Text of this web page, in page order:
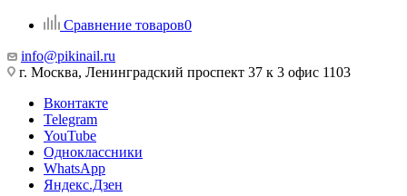
Сравнение товаров0
info@pikinail.ru
г. Москва, Ленинградский проспект 37 к 3 офис 1103
Вконтакте
Telegram
YouTube
Одноклассники
WhatsApp
Яндекс.Дзен